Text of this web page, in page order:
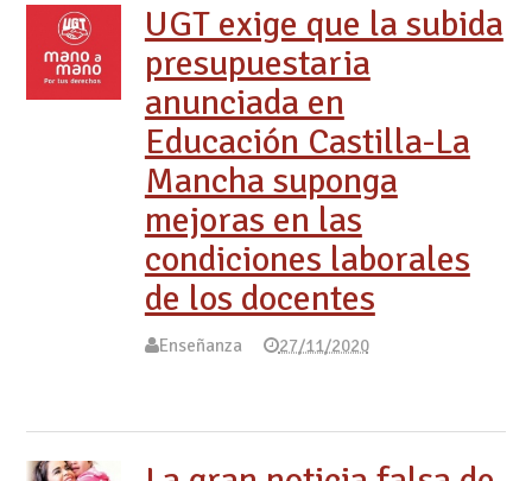
UGT exige que la subida
presupuestaria
anunciada en
Educación Castilla-La
Mancha suponga
mejoras en las
condiciones laborales
de los docentes
Enseñanza 27/11/2020